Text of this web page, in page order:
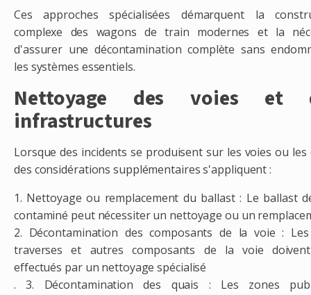
Ces approches spécialisées démarquent la
complexe des wagons de train modernes et la
d'assurer une décontamination complète sans
les systèmes essentiels.
Nettoyage des voies et
infrastructures
Lorsque des incidents se produisent sur les voies ou les
des considérations supplémentaires s'appliquent :
1. Nettoyage ou remplacement du ballast : Le ballast
contaminé peut nécessiter un nettoyage ou un
2. Décontamination des composants de la voie :
traverses et autres composants de la voie
effectués par un nettoyage spécialisé
. 3. Décontamination des quais : Les zones